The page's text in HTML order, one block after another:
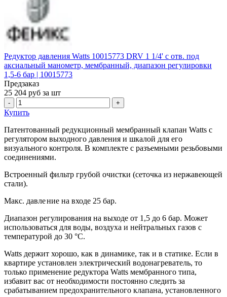
Редуктор давления Watts 10015773 DRV 1 1/4' с отв. под
аксиальный манометр, мембранный, диапазон регулировки
1,5-6 бар | 10015773
Предзаказ
25 204 руб за шт
- +
Купить
Патентованный редукционный мембранный клапан Watts с
регулятором выходного давления и шкалой для его
визуального контроля. В комплекте с разъемными резьбовыми
соединениями.
Встроенный фильтр грубой очистки (сеточка из нержавеющей
стали).
Макс. давление на входе 25 бар.
Диапазон регулирования на выходе от 1,5 до 6 бар. Может
использоваться для воды, воздуха и нейтральных газов с
температурой до 30 °C.
Watts держит хорошо, как в динамике, так и в статике. Если в
квартире установлен электрический водонагреватель, то
только применение редуктора Watts мембранного типа,
избавит вас от необходимости постоянно следить за
срабатыванием предохранительного клапана, установленного